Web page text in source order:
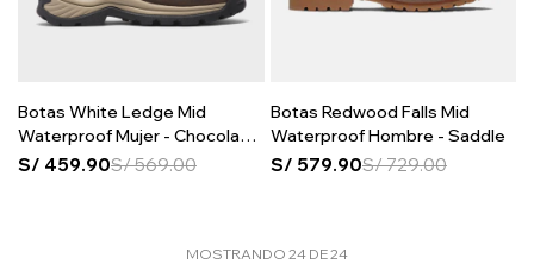
Botas White Ledge Mid
Waterproof Mujer - Chocolate
Brown
S/ 459.90S/569.00
Botas Redwood Falls Mid
Waterproof Hombre - Saddle
S/ 579.90S/729.00
MOSTRANDO 24 DE24